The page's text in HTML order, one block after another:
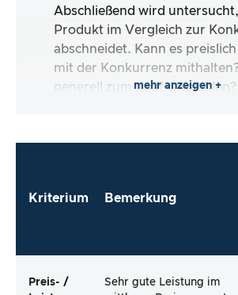
Abschließend wird
Produkt im Vergleich zur
abschneidet. Kann es
mit der Konkurrenz
generell zum Kauf
Bewertungen tatsächlich
mehr anzeigen +
Kriterium Bemerkung
Preis- /
Sehr gute Leistung im